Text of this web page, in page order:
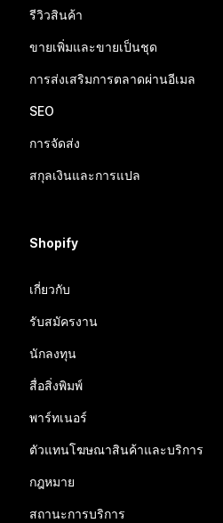
รีวิวสินค้า
ขายเพิ่มและขายเป็นชุด
การส่งเสริมการตลาดผ่านอีเมล
SEO
การจัดส่ง
สกุลเงินและการแปล
Shopify
เกี่ยวกับ
รับสมัครงาน
นักลงทุน
สื่อสิ่งพิมพ์
พาร์ทเนอร์
ตัวแทนโฆษณาสินค้าและบริการ
กฎหมาย
สถานะการบริการ